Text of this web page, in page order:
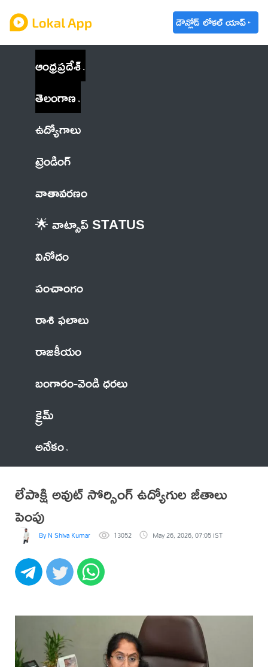
డౌన్లోడ్ లోకల్ యాప్
ఆంధ్రప్రదేశ్
తెలంగాణ
ఉద్యోగాలు
ట్రెండింగ్
వాతావరణం
🌟 వాట్సాప్ STATUS
వినోదం
పంచాంగం
రాశి ఫలాలు
రాజకీయం
బంగారం-వెండి ధరలు
క్రైమ్
అనేకం
లేపాక్షి అవుట్ సోర్సింగ్ ఉద్యోగుల జీతాలు
పెంపు
By N Shiva Kumar 13052 May 26, 2026, 07:05 IST